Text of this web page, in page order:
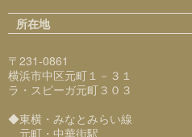
所在地
〒231-0861
横浜市中区元町１－３１
ラ・スピーガ元町３０３
◆東横・みなとみらい線
元町・中華街駅